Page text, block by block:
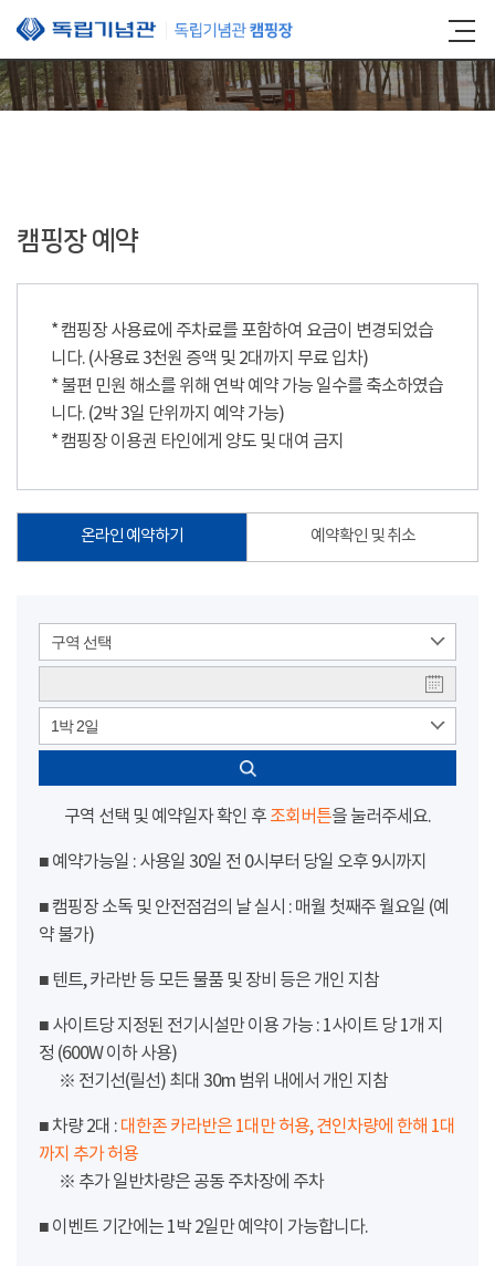
본문 바로가기
캠핑장 예약
* 캠핑장 사용료에 주차료를 포함하여 요금이 변경되었습
니다. (사용료 3천원 증액 및 2대까지 무료 입차)
* 불편 민원 해소를 위해 연박 예약 가능 일수를 축소하였습
니다. (2박 3일 단위까지 예약 가능)
* 캠핑장 이용권 타인에게 양도 및 대여 금지
온라인 예약하기 예약확인 및 취소
구역 선택
1박 2일
구역 선택 및 예약일자 확인 후 조회버튼을 눌러주세요.
■ 예약가능일 : 사용일 30일 전 0시부터 당일 오후 9시까지
■ 캠핑장 소독 및 안전점검의 날 실시 : 매월 첫째주 월요일 (예
약 불가)
■ 텐트, 카라반 등 모든 물품 및 장비 등은 개인 지참
■ 사이트당 지정된 전기시설만 이용 가능 : 1사이트 당 1개 지
정 (600W 이하 사용)
※ 전기선(릴선) 최대 30m 범위 내에서 개인 지참
■ 차량 2대 : 대한존 카라반은 1대만 허용, 견인차량에 한해 1대
까지 추가 허용
※ 추가 일반차량은 공동 주차장에 주차
■ 이벤트 기간에는 1박 2일만 예약이 가능합니다.